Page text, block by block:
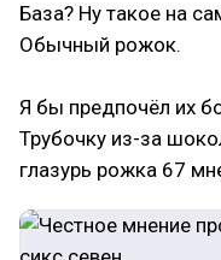
База? Ну такое на
Обычный рожок.
Я бы предпочёл их
Трубочку из-за
глазурь рожка 67